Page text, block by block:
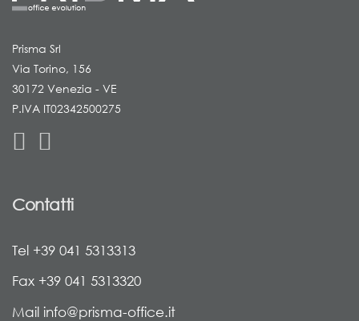
Prisma Srl
Via Torino, 156
30172 Venezia - VE
P.IVA IT02342500275
Contatti
Tel +39 041 5313313
Fax +39 041 5313320
Mail info@prisma-office.it